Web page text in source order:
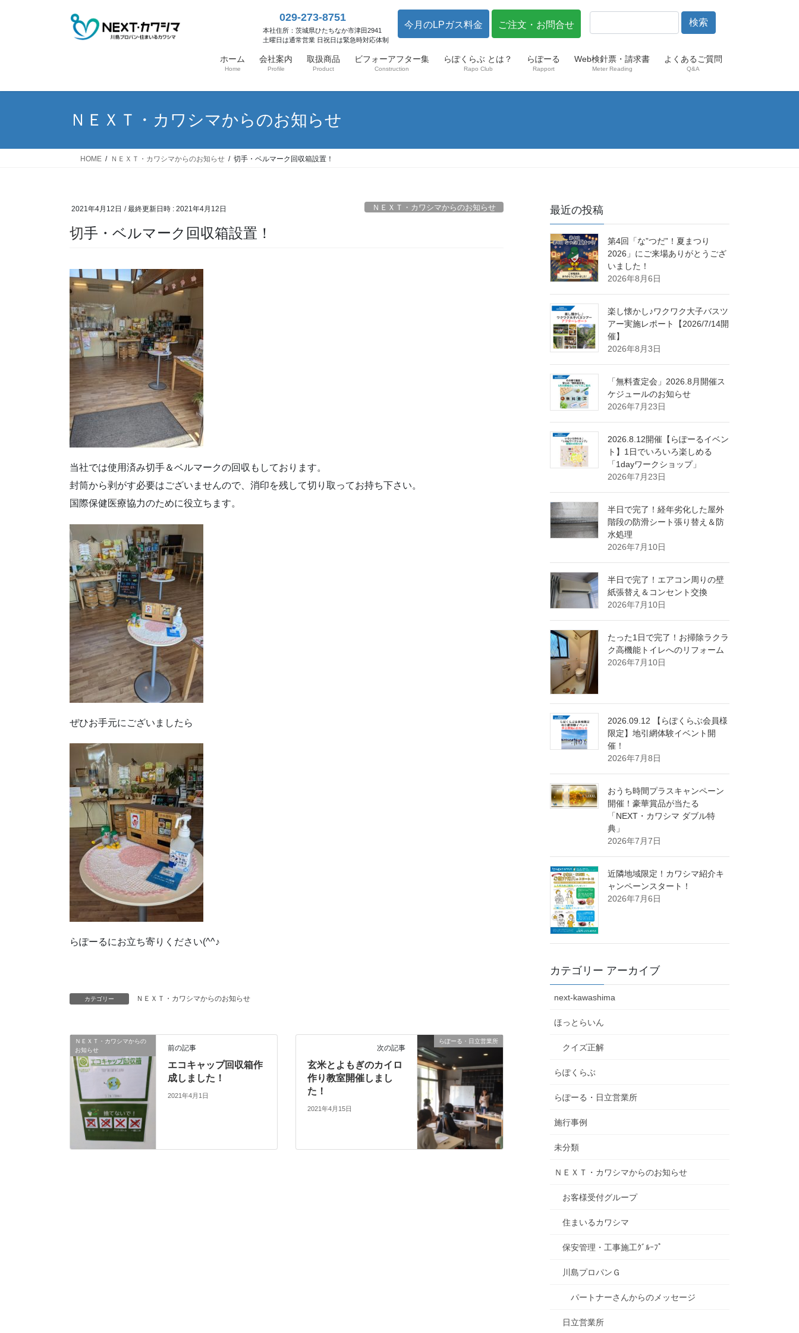
ス
ン
029-273-8751
本社住所：茨城県ひたちなか市津田2941
土曜日は通常営業 日祝日は緊急時対応体制
今月のLPガス料金 ご注文・お問合せ
ホーム
Home
会社案内
Profile
取扱商品
Product
ビフォーアフター集
Construction
らぽくらぶ とは？
Rapo Club
らぽーる
Rapport
Web検針票・請求書
Meter Reading
よくあるご質問
Q&A
ＮＥＸＴ・カワシマからのお知らせ
HOME ＮＥＸＴ・カワシマからのお知らせ 切手・ベルマーク回収箱設置！
2021年4月12日 / 最終更新日時 : 2021年4月12日 ＮＥＸＴ・カワシマからのお知らせ
切手・ベルマーク回収箱設置！
当社では使用済み切手＆ベルマークの回収もしております。
封筒から剥がす必要はございませんので、消印を残して切り取ってお持ち下さい。
国際保健医療協力のために役立ちます。
ぜひお手元にございましたら
らぽーるにお立ち寄りください(^^♪
カテゴリー ＮＥＸＴ・カワシマからのお知らせ
ＮＥＸＴ・カワシマからの
お知らせ
前の記事
エコキャップ回収箱作
成しました！
2021年4月1日
らぽーる・日立営業所
次の記事
玄米とよもぎのカイロ
作り教室開催しまし
た！
2021年4月15日
最近の投稿
第4回「な”つだ”！夏まつり
2026」にご来場ありがとうござ
いました！
2026年8月6日
楽し懐かし♪ワクワク大子バスツ
アー実施レポート【2026/7/14開
催】
2026年8月3日
「無料査定会」2026.8月開催ス
ケジュールのお知らせ
2026年7月23日
2026.8.12開催【らぽーるイベン
ト】1日でいろいろ楽しめる
「1dayワークショップ」
2026年7月23日
半日で完了！経年劣化した屋外
階段の防滑シート張り替え＆防
水処理
2026年7月10日
半日で完了！エアコン周りの壁
紙張替え＆コンセント交換
2026年7月10日
たった1日で完了！お掃除ラクラ
ク高機能トイレへのリフォーム
2026年7月10日
2026.09.12 【らぽくらぶ会員様
限定】地引網体験イベント開
催！
2026年7月8日
おうち時間プラスキャンペーン
開催！豪華賞品が当たる
「NEXT・カワシマ ダブル特
典」
2026年7月7日
近隣地域限定！カワシマ紹介キ
ャンペーンスタート！
2026年7月6日
カテゴリー アーカイブ
next-kawashima
ほっとらいん
クイズ正解
らぽくらぶ
らぽーる・日立営業所
施行事例
未分類
ＮＥＸＴ・カワシマからのお知らせ
お客様受付グループ
住まいるカワシマ
保安管理・工事施工ｸﾞﾙｰﾌﾟ
川島プロパンＧ
パートナーさんからのメッセージ
日立営業所